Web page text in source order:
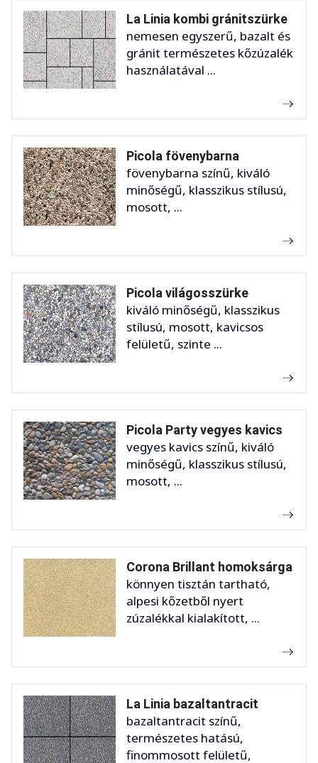
La Linia kombi gránitszürke
nemesen egyszerű, bazalt és
gránit természetes kőzúzalék
használatával ...
Picola fövenybarna
fövenybarna színű, kiváló
minőségű, klasszikus stílusú,
mosott, ...
Picola világosszürke
kiváló minőségű, klasszikus
stílusú, mosott, kavicsos
felületű, szinte ...
Picola Party vegyes kavics
vegyes kavics színű, kiváló
minőségű, klasszikus stílusú,
mosott, ...
Corona Brillant homoksárga
könnyen tisztán tartható,
alpesi kőzetből nyert
zúzalékkal kialakított, ...
La Linia bazaltantracit
bazaltantracit színű,
természetes hatású,
finommosott felületű,